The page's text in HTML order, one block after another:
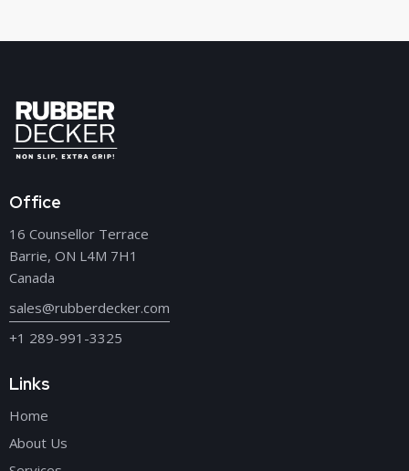
Office
16 Counsellor Terrace
Barrie, ON L4M 7H1
Canada
sales@rubberdecker.com
+1 289-991-3325
Links
Home
About Us